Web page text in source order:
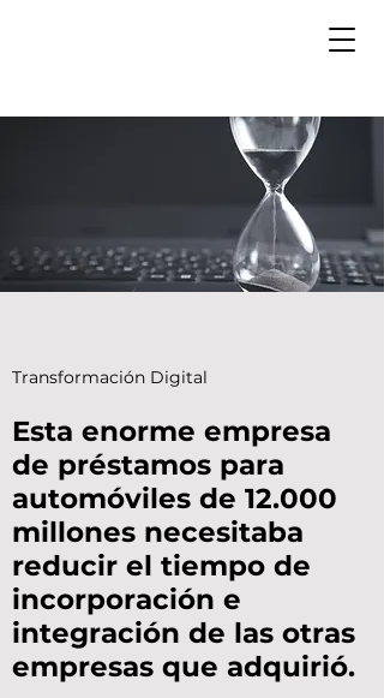
Transformación Digital
Esta enorme empresa
de préstamos para
automóviles de 12.000
millones necesitaba
reducir el tiempo de
incorporación e
integración de las otras
empresas que adquirió.